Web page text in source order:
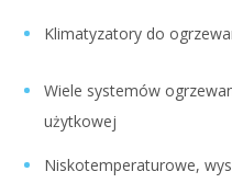
Klimatyzatory do
Wiele systemów
użytkowej
Niskotemperaturowe,